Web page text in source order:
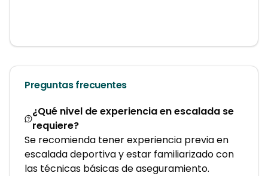
Preguntas frecuentes
¿Qué nivel de experiencia en escalada se
requiere?
Se recomienda tener experiencia previa en
escalada deportiva y estar familiarizado con
las técnicas básicas de aseguramiento.